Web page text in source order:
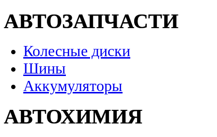
АВТОЗАПЧАСТИ
Колесные диски
Шины
Аккумуляторы
АВТОХИМИЯ